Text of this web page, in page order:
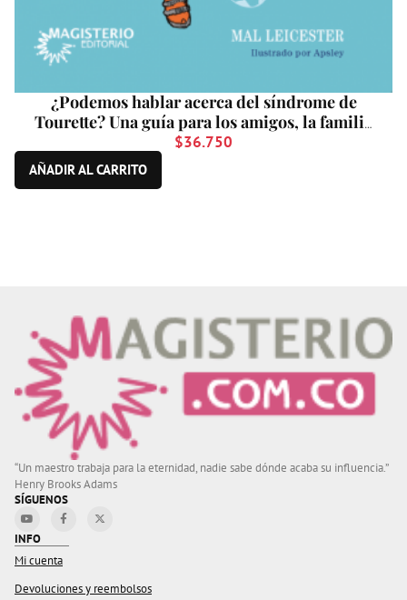
¿Podemos hablar acerca del síndrome de
Tourette? Una guía para los amigos, la familia
y los profesionales
$36.750
AÑADIR AL CARRITO
“Un maestro trabaja para la eternidad, nadie sabe dónde acaba su influencia.”
Henry Brooks Adams
SÍGUENOS
INFO
Mi cuenta
Devoluciones y reembolsos